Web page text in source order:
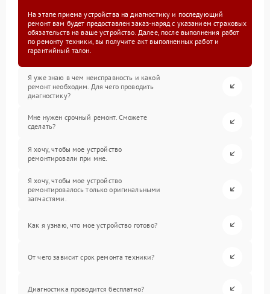
На этапе приема устройства на диагностику и последующий
ремонт вам будет предоставлен заказ-наряд с указанием страховых
обязательств на ваше устройство. Далее, после выполнения работ
по ремонту техники, вы получите акт выполненных работ и
гарантийный талон.
Я уже знаю в чем неисправность и какой
ремонт необходим. Для чего проводить
диагностику?
Мне нужен срочный ремонт. Сможете
сделать?
Я хочу, чтобы мое устройство
ремонтировали при мне.
Я хочу, чтобы мое устройство
ремонтировалось только оригинальными
запчастями.
Как я узнаю, что мое устройство готово?
От чего зависит срок ремонта техники?
Диагностика проводится бесплатно?